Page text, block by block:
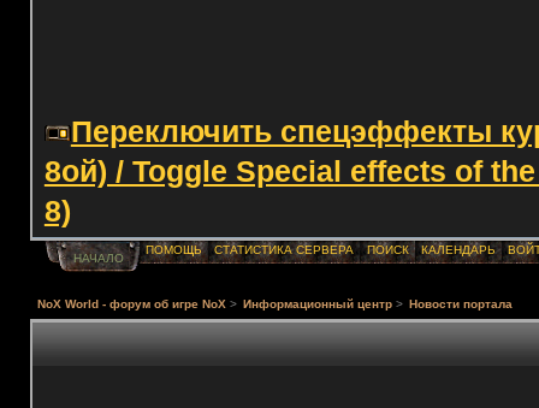
Переключить спецэффекты
8ой) / Toggle Special effects of
8)
НАЧАЛО
ПОМОЩЬ СТАТИСТИКА СЕРВЕРА ПОИСК КАЛЕНДАРЬ
NoX World - форум об игре NoX > Информационный центр > Новости портала